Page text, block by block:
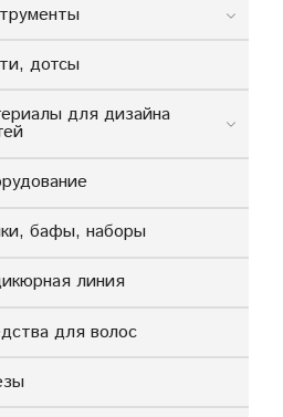
дотсы
для дизайна
бафы, наборы
линия
для волос